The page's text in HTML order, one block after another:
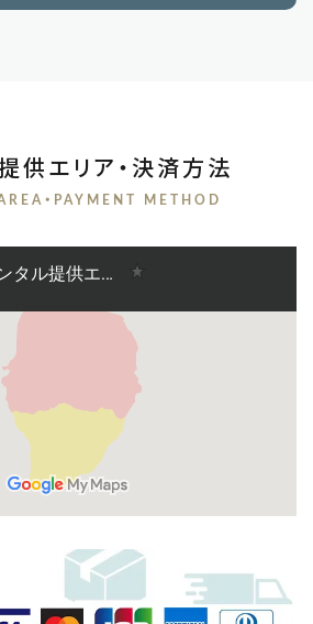
供エリア・決済方法
・PAYMENT METHOD